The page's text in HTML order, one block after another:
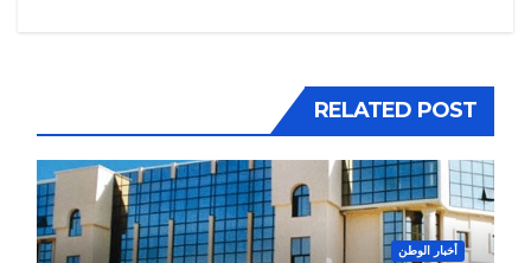
RELATED POST
أخبار الوطن